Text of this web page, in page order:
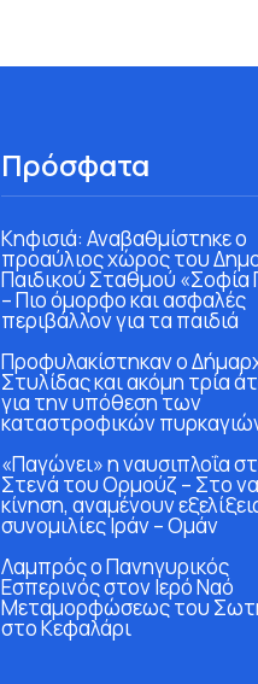
Πρόσφατα
Κηφισιά: Αναβαθμίστηκε ο
προαύλιος χώρος του
Παιδικού Σταθμού «Σοφία
– Πιο όμορφο και ασφαλές
περιβάλλον για τα παιδιά
Προφυλακίστηκαν ο
Στυλίδας και ακόμη τρία
για την υπόθεση των
καταστροφικών
«Παγώνει» η ναυσιπλοΐα
Στενά του Ορμούζ – Στο
κίνηση, αναμένουν
συνομιλίες Ιράν – Ομάν
Λαμπρός ο Πανηγυρικός
Εσπερινός στον Ιερό Ναό
Μεταμορφώσεως του
στο Κεφαλάρι